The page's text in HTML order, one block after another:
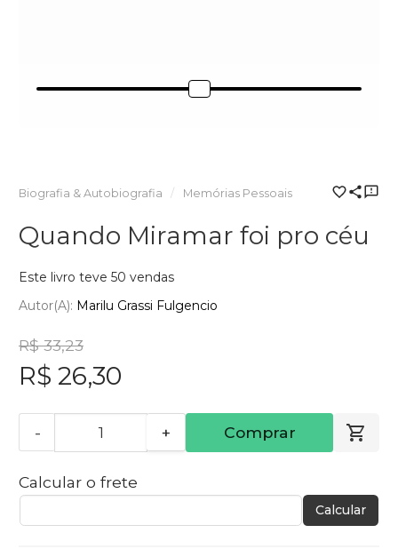
Biografia & Autobiografia Memórias Pessoais
Quando Miramar foi pro céu
Este livro teve 50 vendas
Autor(a): Marilu Grassi Fulgencio
R$ 33,23
R$ 26,30
- + Comprar
Calcular o frete
Calcular